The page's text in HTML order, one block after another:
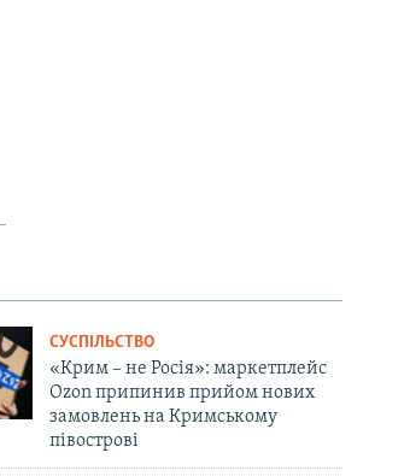
СУСПІЛЬСТВО
«Крим – не Росія»: маркетплейс
Ozon припинив прийом нових
замовлень на Кримському
півострові